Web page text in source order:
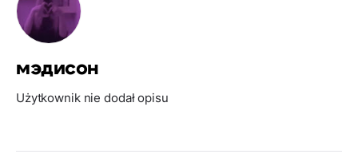
мэдисон
Użytkownik nie dodał opisu